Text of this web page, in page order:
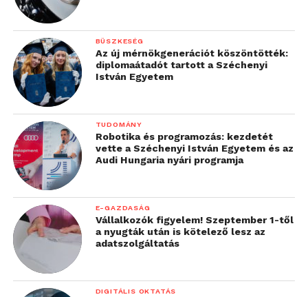
BÜSZKESÉG
Az új mérnökgenerációt köszöntötték:
diplomaátadót tartott a Széchenyi
István Egyetem
TUDOMÁNY
Robotika és programozás: kezdetét
vette a Széchenyi István Egyetem és az
Audi Hungaria nyári programja
E-GAZDASÁG
Vállalkozók figyelem! Szeptember 1-től
a nyugták után is kötelező lesz az
adatszolgáltatás
DIGITÁLIS OKTATÁS